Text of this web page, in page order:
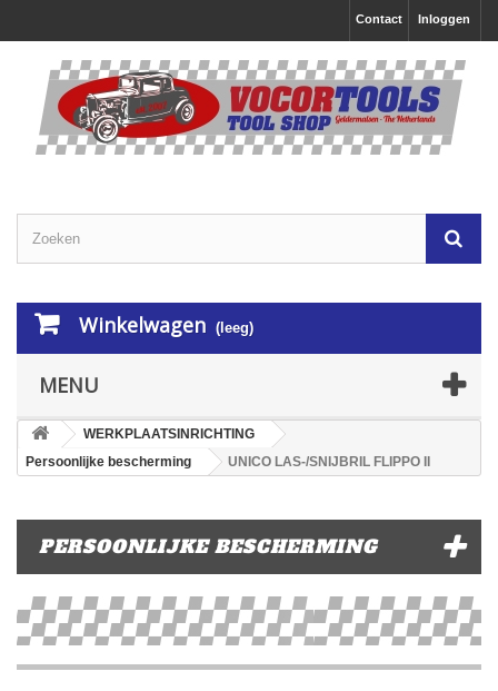
Inloggen
Contact
Winkelwagen (leeg)
MENU
WERKPLAATSINRICHTING
Persoonlijke bescherming
UNICO LAS-/SNIJBRIL FLIPPO II
PERSOONLIJKE BESCHERMING